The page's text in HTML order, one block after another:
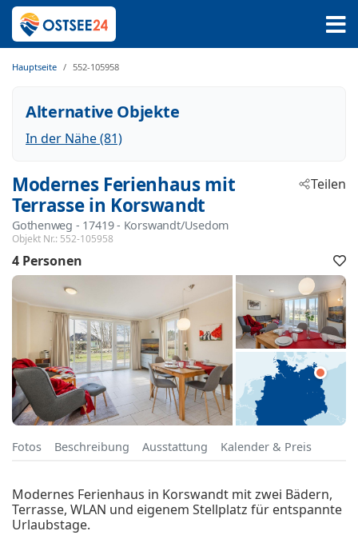
Hauptseite 552-105958
Alternative Objekte
In der Nähe (81)
Modernes Ferienhaus mit
Terrasse in Korswandt
Gothenweg - 17419 - Korswandt/Usedom
Objekt Nr.: 552-105958
Teilen
4 Personen
Fotos Beschreibung Ausstattung Kalender & Preis
Modernes Ferienhaus in Korswandt mit zwei Bädern,
Terrasse, WLAN und eigenem Stellplatz für entspannte
Urlaubstage.